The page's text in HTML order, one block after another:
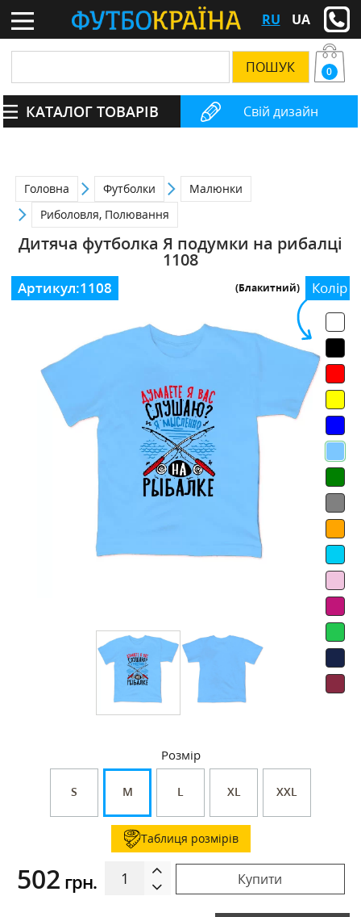
RU UA
Свій дизайн
0
КАТАЛОГ ТОВАРІВ
Головна Футболки
Малюнки
Риболовля, Полювання
Дитяча футболка Я подумки на рибалці
1108
Колір
(Блакитний)
Розмір
S M L XL XXL
Таблиця розмірів
502 грн. Купити
Артикул:1108